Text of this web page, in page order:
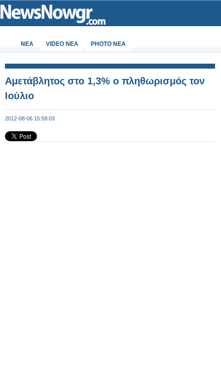
ΝΕΑ VIDEO NEA PHOTO NEA
Αμετάβλητος στο 1,3% ο πληθωρισμός τον
Ιούλιο
2012-08-06 15:59:03